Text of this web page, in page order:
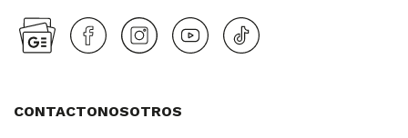
CONTACTONOSOTROS